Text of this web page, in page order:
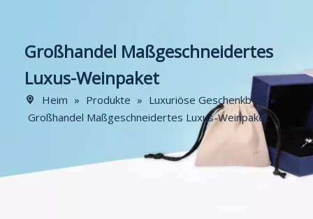
Großhandel Maßgeschneidertes
Luxus-Weinpaket
Heim » Produkte » Luxuriöse Geschenkbox
»
Großhandel Maßgeschneidertes Luxus-Weinpaket